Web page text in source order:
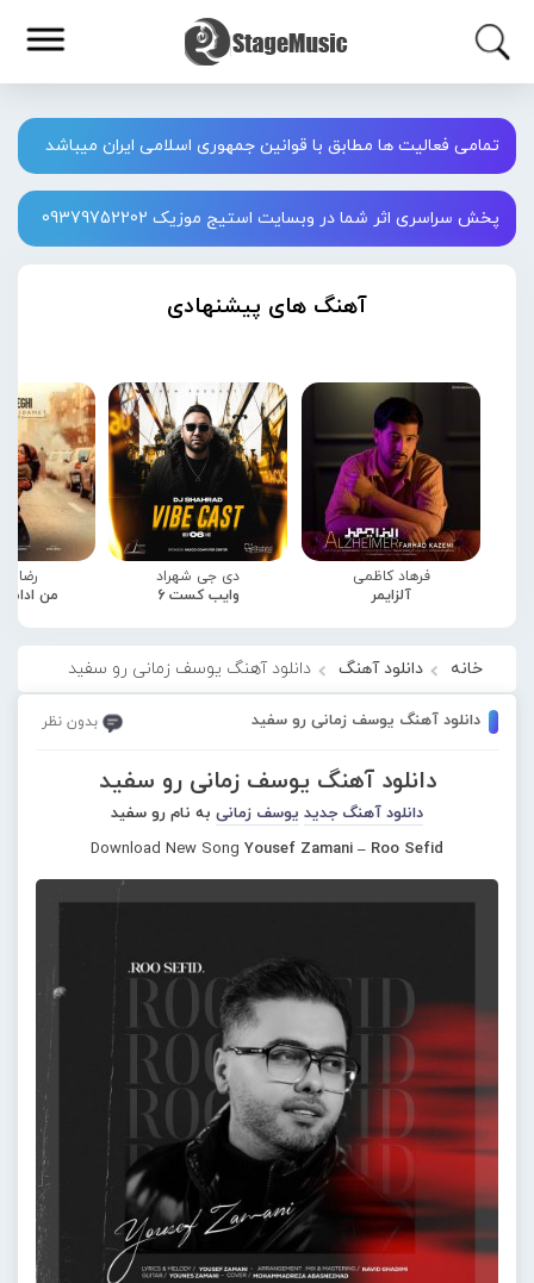
تمامی فعالیت ها مطابق با قوانین جمهوری اسلامی ایران میباشد
پخش سراسری اثر شما در وبسایت استیج موزیک 09379752202
آهنگ های پیشنهادی
فرهاد کاظمی
آلزایمر
دی جی شهراد
وایب کست 6
رضا
من
خانه دانلود آهنگ دانلود آهنگ یوسف زمانی رو سفید
دانلود آهنگ یوسف زمانی رو سفید بدون نظر
دانلود آهنگ یوسف زمانی رو سفید
دانلود آهنگ جدید یوسف زمانی به نام رو سفید
Download New Song Yousef Zamani – Roo Sefid